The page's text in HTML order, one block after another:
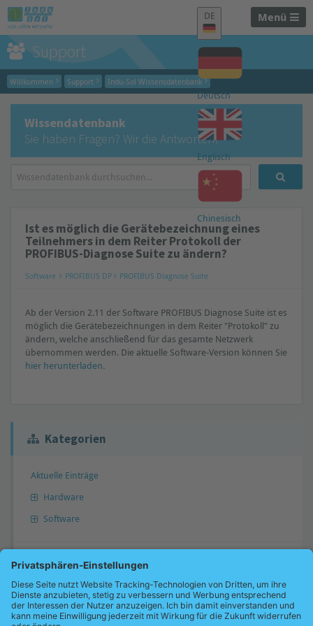
Menü
DE
Deutsch
Englisch
Chinesisch
Support
Willkommen Support Indu-Sol Wissensdatenbank
Wissendatenbank
Sie haben Fragen? Wir die Antworten!
Ist es möglich die Gerätebezeichnung eines
Teilnehmers in dem Reiter Protokoll der
PROFIBUS-Diagnose Suite zu ändern?
Software PROFIBUS DP PROFIBUS Diagnose Suite
Ab der Version 2.11 der Software PROFIBUS Diagnose Suite ist es
möglich die Gerätebezeichnungen in dem Reiter "Protokoll" zu
ändern, welche anschließend für das gesamte Netzwerk
übernommen werden. Die aktuelle Software-Version können Sie
hier herunterladen.
Kategorien
Aktuelle Einträge
Hardware
Software
Antwort nicht gefunden?
Gerne können Sie uns Ihre Frage übermitteln. Wir werden diese dann
gegebenenfalls in unsere Wissensdatenbank übernehmen und Sie
benachrichtigen.